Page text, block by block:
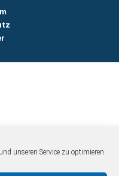
unseren Service zu optimieren.